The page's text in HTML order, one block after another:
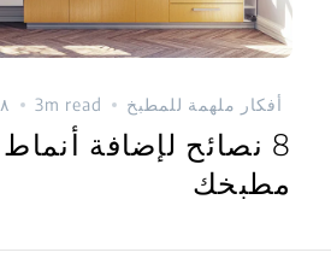
أفكار ملهمة للمطبخ 3m read ٠٨
8 نصائح لإضافة
مطبخك